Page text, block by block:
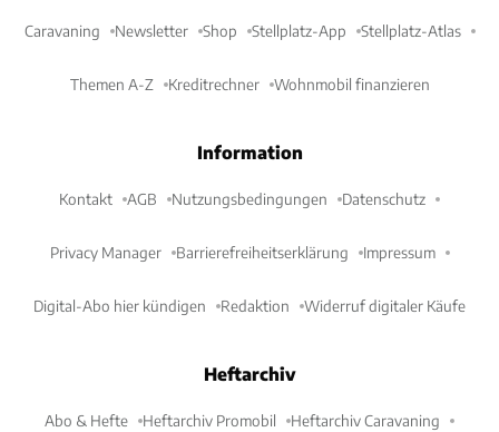
Caravaning Newsletter Shop Stellplatz-App Stellplatz-Atlas
Themen A-Z Kreditrechner Wohnmobil finanzieren
Information
Kontakt AGB Nutzungsbedingungen Datenschutz
Privacy Manager Barrierefreiheitserklärung Impressum
Digital-Abo hier kündigen Redaktion Widerruf digitaler Käufe
Heftarchiv
Abo & Hefte Heftarchiv Promobil Heftarchiv Caravaning